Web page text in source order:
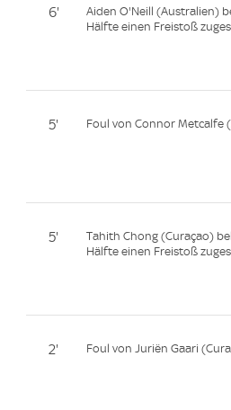
6'
Aiden O'Neill (Australien)
Hälfte einen Freistoß
5' Foul von Connor Metcalfe
5'
Tahith Chong (Curaçao)
Hälfte einen Freistoß
2' Foul von Juriën Gaari